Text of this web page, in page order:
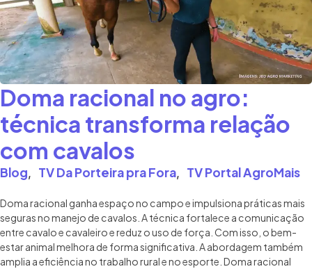
Doma racional no agro:
técnica transforma relação
com cavalos
Blog, TV Da Porteira pra Fora, TV Portal AgroMais
Doma racional ganha espaço no campo e impulsiona práticas mais
seguras no manejo de cavalos. A técnica fortalece a comunicação
entre cavalo e cavaleiro e reduz o uso de força. Com isso, o bem-
estar animal melhora de forma significativa. A abordagem também
amplia a eficiência no trabalho rural e no esporte. Doma racional